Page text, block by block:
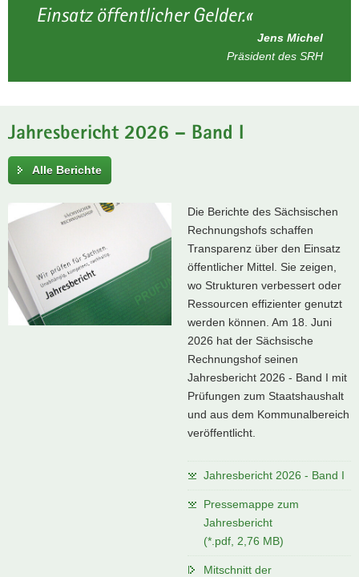
Einsatz öffentlicher Gelder.
Jens Michel
Präsident des SRH
Jahresbericht 2026 – Band I
Alle Berichte
Die Berichte des Sächsischen
Rechnungshofs schaffen
Transparenz über den Einsatz
öffentlicher Mittel. Sie zeigen,
wo Strukturen verbessert oder
Ressourcen effizienter genutzt
werden können. Am 18. Juni
2026 hat der Sächsische
Rechnungshof seinen
Jahresbericht 2026 - Band I mit
Prüfungen zum Staatshaushalt
und aus dem Kommunalbereich
veröffentlicht.
Jahresbericht 2026 - Band I
Pressemappe zum
Jahresbericht
(*.pdf, 2,76 MB)
Mitschnitt der